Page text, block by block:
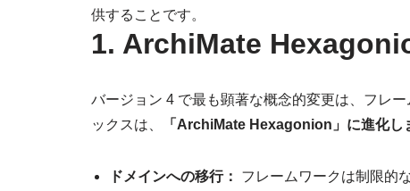
供することです。
1. ArchiMate
バージョン 4 で最も顕著な概念的変更は、フレ
ックスは、
「ArchiMate Hexagonion」に進化し
ドメインへの移行： フレームワークは制限的